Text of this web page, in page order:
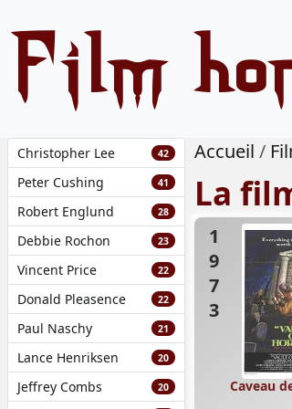
Film
Christopher Lee 42
Peter Cushing 41
Robert Englund 28
Debbie Rochon 23
Vincent Price 22
Donald Pleasence 22
Paul Naschy 21
Lance Henriksen 20
Jeffrey Combs 20
Accueil
La
1973
Caveau